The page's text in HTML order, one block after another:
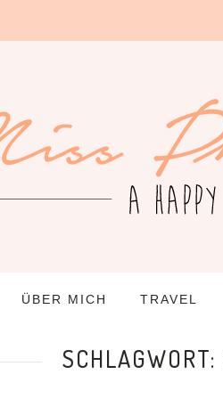
ÜBER MICH TRAVEL
SCHLAGWORT: